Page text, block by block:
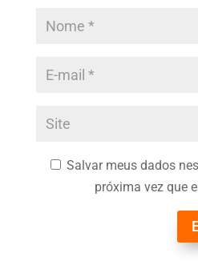
Salvar meus dados
próxima vez que